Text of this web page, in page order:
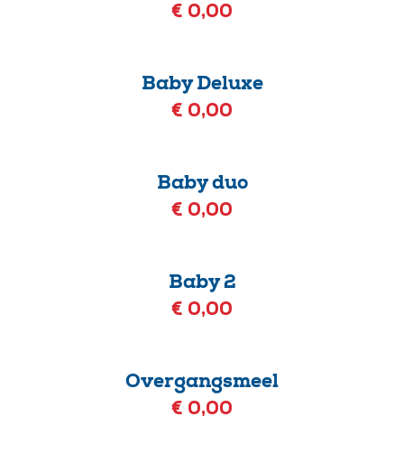
€ 0,00
Baby Deluxe
€ 0,00
Baby duo
€ 0,00
Baby 2
€ 0,00
Overgangsmeel
€ 0,00